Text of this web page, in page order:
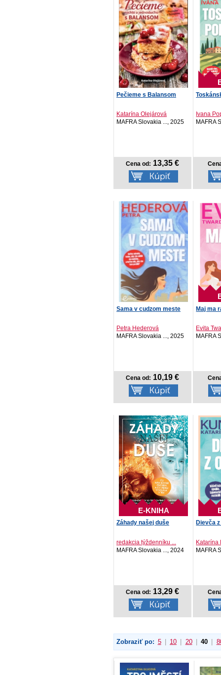
Pečieme s Balansom
Katarína Olejárová
MAFRA Slovakia ..., 2025
Cena od: 13,35 €
Ivana
MAFRA
Sama v cudzom meste
Petra Hederová
MAFRA Slovakia ..., 2025
Cena od: 10,19 €
Maj ma
Evita
MAFRA
E-KNIHA
Záhady našej duše
redakcia týždenníku ...
MAFRA Slovakia ..., 2024
Cena od: 13,29 €
Dievča
Katarína
MAFRA
Zobraziť po: 5 10 20 40